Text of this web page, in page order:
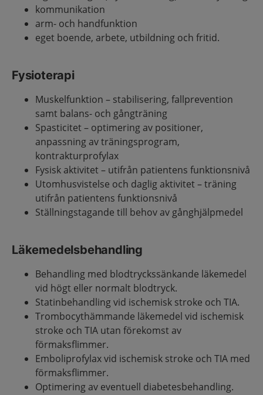
kommunikation
arm- och handfunktion
eget boende, arbete, utbildning och fritid.
Fysioterapi
Muskelfunktion – stabilisering, fallprevention
samt balans- och gångträning
Spasticitet – optimering av positioner,
anpassning av träningsprogram,
kontrakturprofylax
Fysisk aktivitet – utifrån patientens funktionsnivå
Utomhusvistelse och daglig aktivitet –träning
utifrån patientens funktionsnivå
Ställningstagande till behov av gånghjälpmedel
Läkemedelsbehandling
Behandling med blodtryckssänkande läkemedel
vid högt eller normalt blodtryck.
Statinbehandling vid ischemisk stroke och TIA.
Trombocythämmande läkemedel vid ischemisk
stroke och TIA utan förekomst av
förmaksflimmer.
Emboliprofylax vid ischemisk stroke och TIA med
förmaksflimmer.
Optimering av eventuell diabetesbehandling.